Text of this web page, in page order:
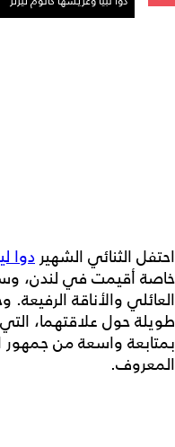
احتفل الثنائي الشهير دوا
خاصة أقيمت في لندن،
العائلي والأناقة
طويلة حول علاقتهما،
بمتابعة واسعة من جمهور
المعروف.